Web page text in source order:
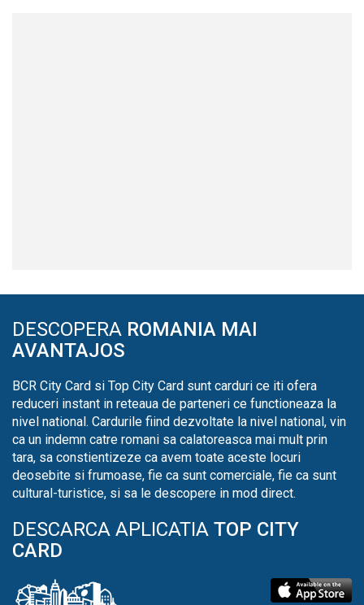
DESCOPERA ROMANIA MAI
AVANTAJOS
BCR City Card si Top City Card sunt carduri ce iti ofera
reduceri instant in reteaua de parteneri ce functioneaza la
nivel national. Cardurile fiind dezvoltate la nivel national, vin
ca un indemn catre romani sa calatoreasca mai mult prin
tara, sa constientizeze ca avem toate aceste locuri
deosebite si frumoase, fie ca sunt comerciale, fie ca sunt
cultural-turistice, si sa le descopere in mod direct.
DESCARCA APLICATIA TOP CITY
CARD